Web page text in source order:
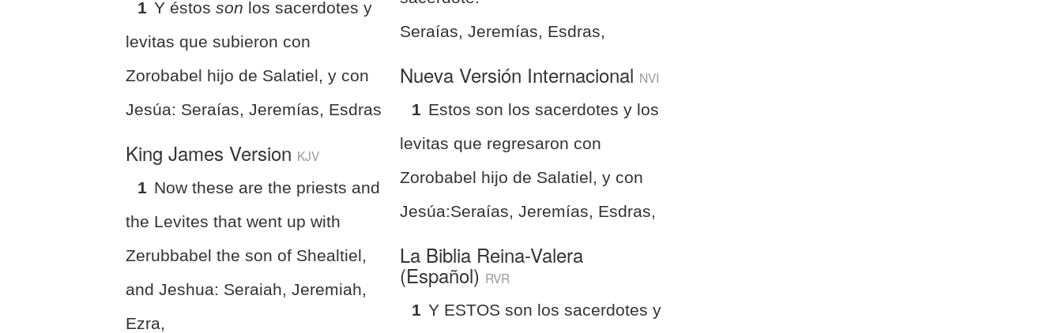
1 Y éstosson los sacerdotes y
levitas que subieron con
Zorobabel hijo de Salatiel, y con
Jesúa: Seraías, Jeremías, Esdras
King James Version KJV
1 Now these are the priests and
the Levites that went up with
Zerubbabel the son of Shealtiel,
and Jeshua: Seraiah, Jeremiah,
Ezra,
Seraías, Jeremías, Esdras,
Nueva Versión Internacional NVI
1 Estos son los sacerdotes y los
levitas que regresaron con
Zorobabel hijo de Salatiel, y con
Jesúa:Seraías, Jeremías, Esdras,
La Biblia Reina-Valera
(Español) RVR
1 Y ESTOS son los sacerdotes y